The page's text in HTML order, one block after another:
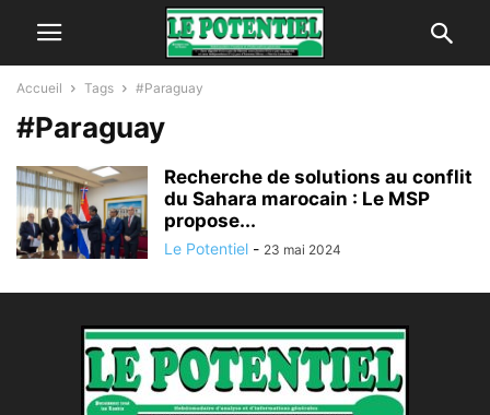
Accueil Tags #Paraguay
#Paraguay
Recherche de solutions au conflit
du Sahara marocain : Le MSP
propose...
Le Potentiel - 23 mai 2024